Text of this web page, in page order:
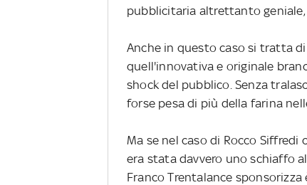
pubblicitaria altrettanto geniale,
Anche in questo caso si tratta
quell'innovativa e originale
shock del pubblico. Senza
forse pesa di più della farina
Ma se nel caso di Rocco
era stata davvero uno schiaffo
Franco Trentalance